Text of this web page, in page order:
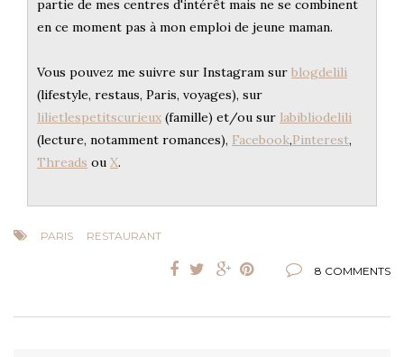
partie de mes centres d'intérêt mais ne se combinent
en ce moment pas à mon emploi de jeune maman.
Vous pouvez me suivre sur Instagram sur blogdelili
(lifestyle, restaus, Paris, voyages), sur
lilietlespetitscurieux (famille) et/ou sur labibliodelili
(lecture, notamment romances), Facebook,Pinterest,
Threads ou X.
PARIS RESTAURANT
8 COMMENTS